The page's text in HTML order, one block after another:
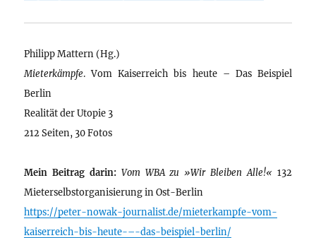
Philipp Mattern (Hg.)
Mieterkämpfe. Vom Kaiserreich bis heute – Das Beispiel
Berlin
Realität der Utopie 3
212 Seiten, 30 Fotos
Mein Beitrag darin: Vom WBA zu »Wir Bleiben Alle!« 132
Mieterselbstorganisierung in Ost-Berlin
https://peter-nowak-journalist.de/mieterkampfe-vom-
kaiserreich-bis-heute-–-das-beispiel-berlin/